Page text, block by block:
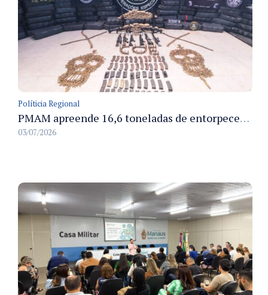
Políticia Regional
PMAM apreende 16,6 toneladas de entorpecentes e registra aumento nas prisões em flagrante e nas capturas de foragidos no primeiro semestre de 2026
03/07/2026